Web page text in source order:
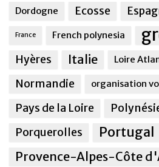
Dordogne Ecosse
France French polynesia
Hyères Italie Loire
Normandie organisation
Pays de la Loire
Porquerolles
Portugal
Provence-Alpes-Côte